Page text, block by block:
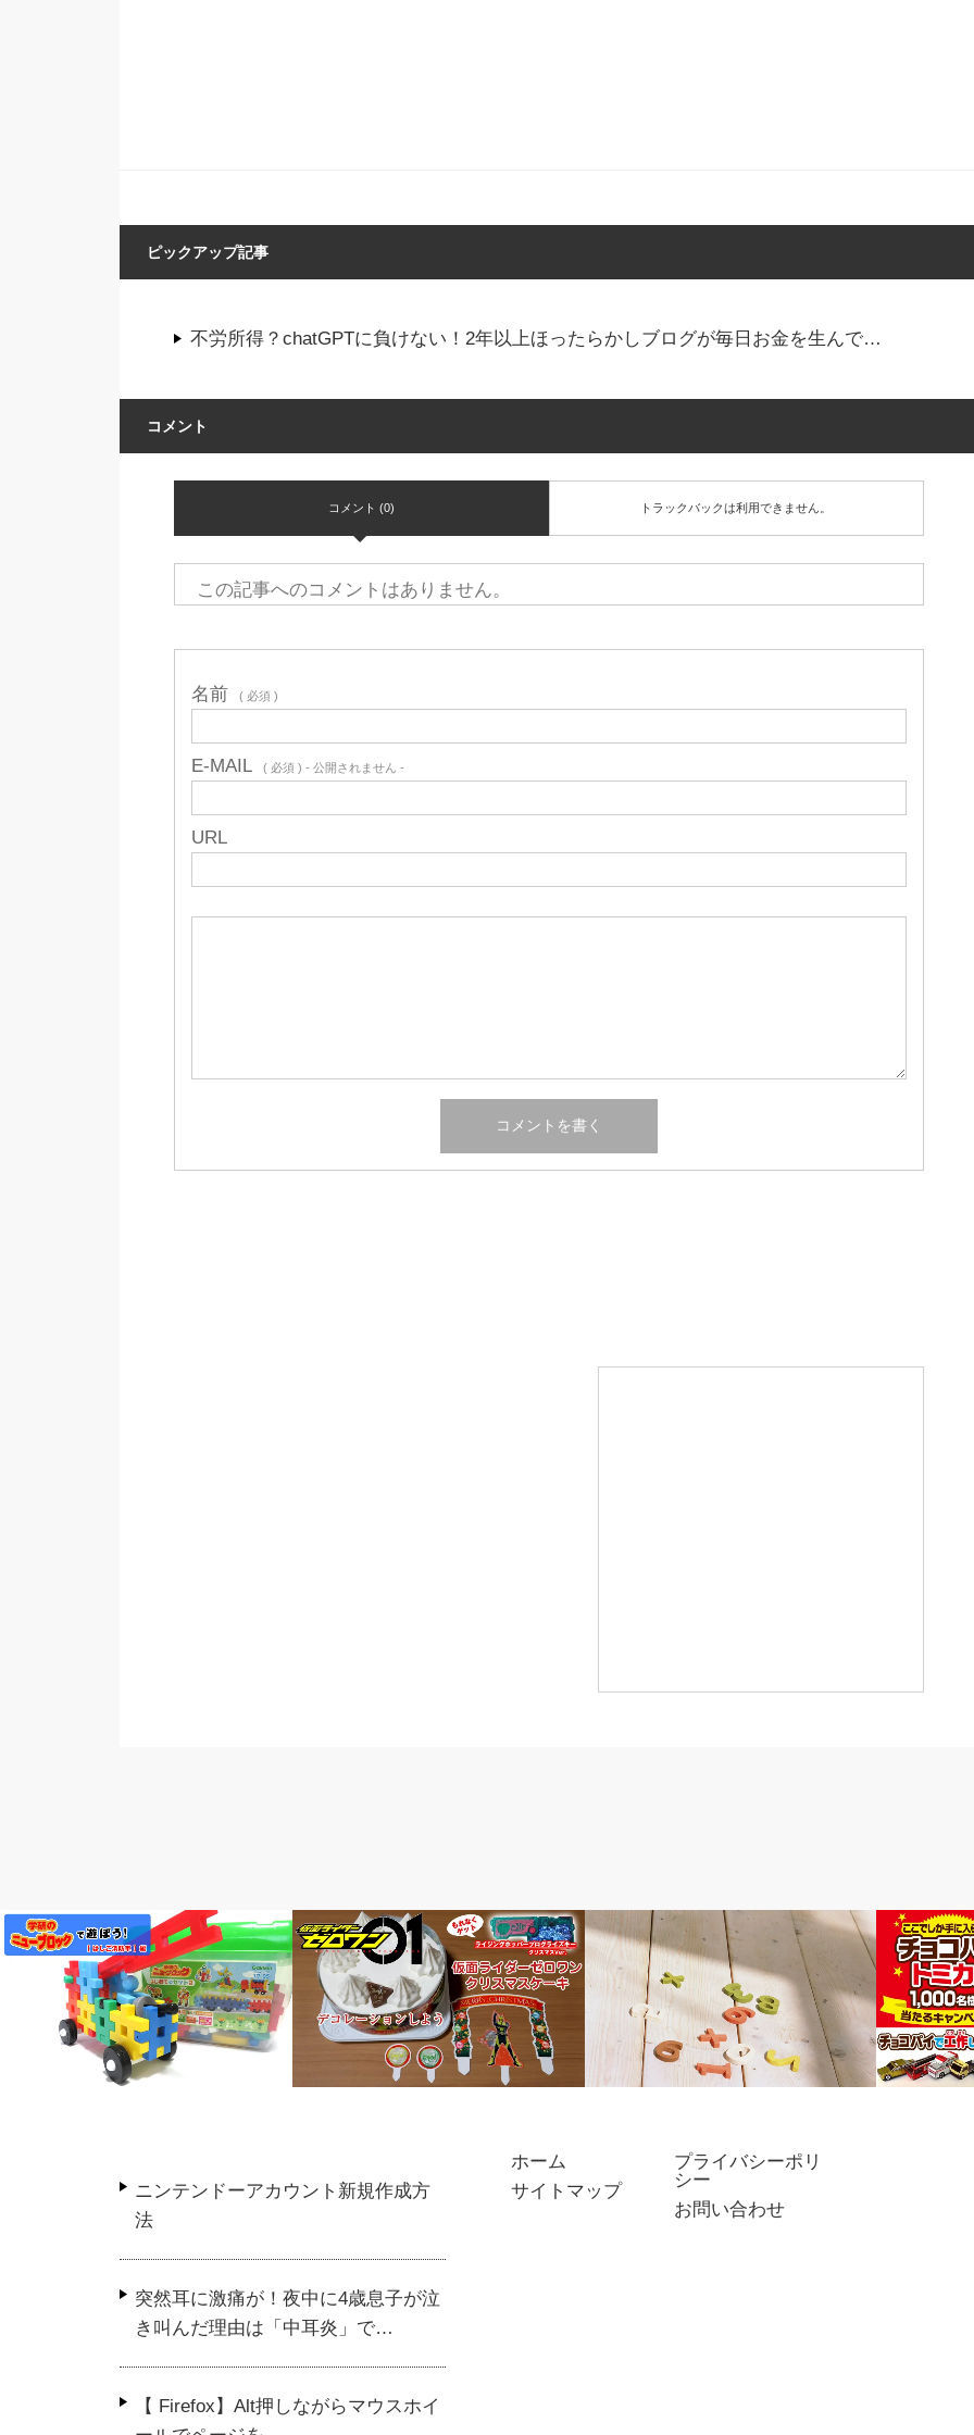
ピックアップ記事
不労所得？chatGPTに負けない！2年以上ほったらかしブログが毎日お金を生んで…
コメント
コメント (0) トラックバックは利用できません。
この記事へのコメントはありません。
名前 ( 必須 )
E-MAIL ( 必須 ) - 公開されません -
URL
【知育玩具】学研ニューブロッ
クで遊ぼう♪【はしご消防車】
アイテム付き仮面ライダーゼロ
プロフィール
ニンテンドーアカウント新規作成方
法
突然耳に激痛が！夜中に4歳息子が泣
き叫んだ理由は「中耳炎」で…
【 Firefox】Alt押しながらマウスホイ
ホーム
サイトマップ
プライバシーポリ
シー
お問い合わせ